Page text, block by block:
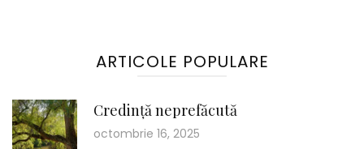
ARTICOLE POPULARE
Credință neprefăcută
octombrie 16, 2025